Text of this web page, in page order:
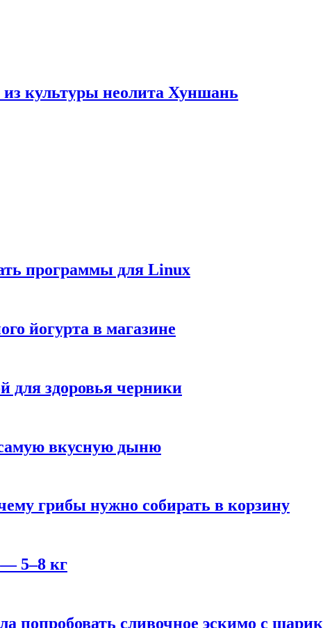
культуры неолита Хуншань
программы для Linux
йогурта в магазине
для здоровья черники
вкусную дыню
грибы нужно собирать в корзину
5–8 кг
попробовать сливочное эскимо с